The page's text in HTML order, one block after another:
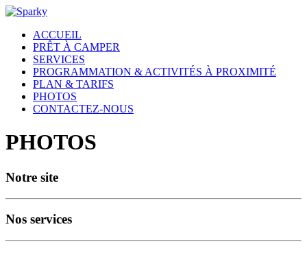
ACCUEIL
PRÊT À CAMPER
SERVICES
PROGRAMMATION & ACTIVITÉS À PROXIMITÉ
PLAN & TARIFS
PHOTOS
CONTACTEZ-NOUS
PHOTOS
Notre site
Nos services